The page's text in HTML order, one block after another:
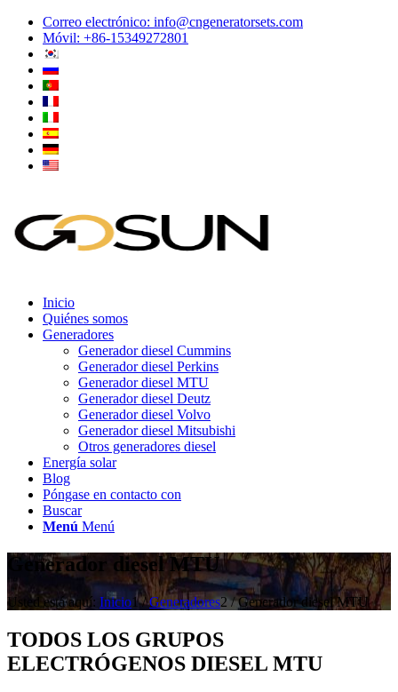
Correo electrónico: info@cngeneratorsets.com
Móvil: +86-15349272801
Inicio
Quiénes somos
Generadores
Generador diesel Cummins
Generador diesel Perkins
Generador diesel MTU
Generador diesel Deutz
Generador diesel Volvo
Generador diesel Mitsubishi
Otros generadores diesel
Energía solar
Blog
Póngase en contacto con
Buscar
Menú Menú
Generador diesel MTU
Usted está aquí: Inicio1 / Generadores2 / Generador diesel MTU
TODOS LOS GRUPOS
ELECTRÓGENOS DIESEL MTU